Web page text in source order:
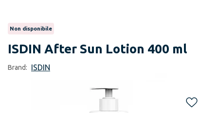
Non disponibile
ISDIN After Sun Lotion 400 ml
Brand: ISDIN